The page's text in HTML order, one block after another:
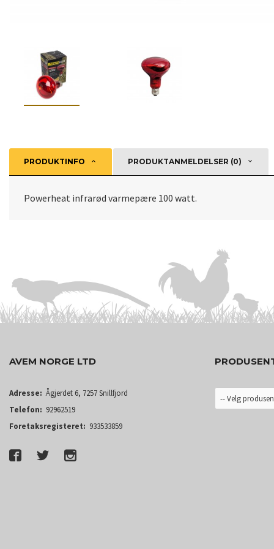
PRODUKTINFO PRODUKTANMELDELSER (0)
Powerheat infrarød varmepære 100 watt.
AVEM NORGE LTD
Adresse: Ågjerdet 6, 7257 Snillfjord
Telefon: 92962519
Foretaksregisteret: 933533859